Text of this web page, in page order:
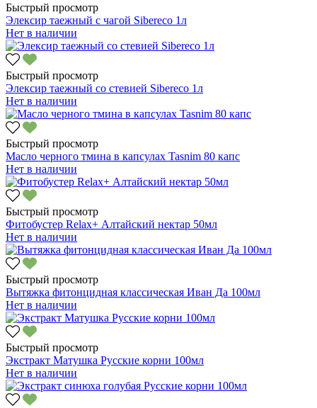
Быстрый просмотр
Элексир таежный с чагой Sibereco 1л
Нет в наличии
Быстрый просмотр
Элексир таежный со стевией Sibereco 1л
Нет в наличии
Быстрый просмотр
Масло черного тмина в капсулах Tasnim 80 капс
Нет в наличии
Быстрый просмотр
Фитобустер Relax+ Алтайский нектар 50мл
Нет в наличии
Быстрый просмотр
Вытяжка фитонцидная классическая Иван Да 100мл
Нет в наличии
Быстрый просмотр
Экстракт Матушка Русские корни 100мл
Нет в наличии